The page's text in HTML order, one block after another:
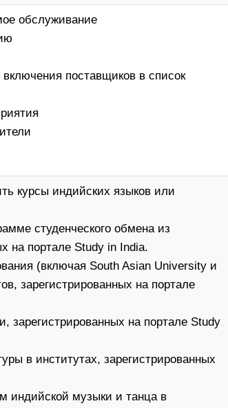
обслуживание
поставщиков в список
курсы индийских языков или
студенческого обмена из
на портале Study in India.
(включая South Asian University и
зарегистрированных на портале
зарегистрированных на портале Study
в институтах, зарегистрированных
индийской музыки и танца в